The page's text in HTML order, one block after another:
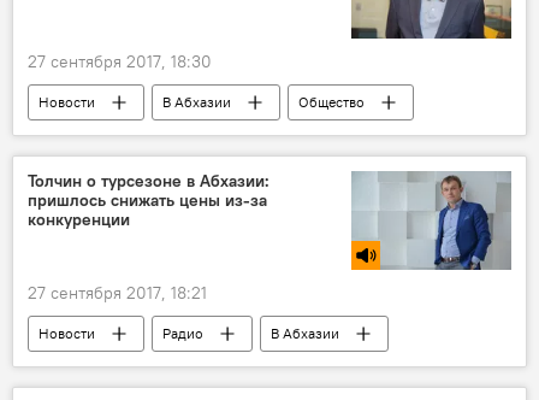
27 сентября 2017, 18:30
Новости В Абхазии Общество
Толчин о турсезоне в Абхазии:
пришлось снижать цены из-за
конкуренции
27 сентября 2017, 18:21
Новости Радио В Абхазии